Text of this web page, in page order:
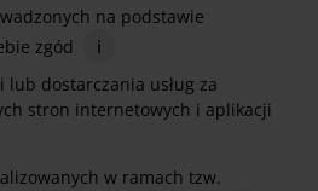
na podstawie
zgód
i
lub dostarczania usług za
stron internetowych i aplikacji
w ramach tzw.